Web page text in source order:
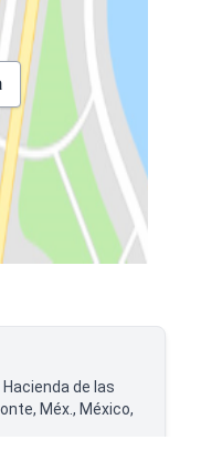
de las
Méx., México,